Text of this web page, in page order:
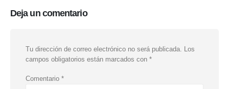
Deja un comentario
Tu dirección de correo electrónico no será publicada. Los
campos obligatorios están marcados con *
Comentario *